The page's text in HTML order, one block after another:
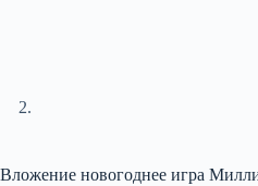
Вложение новогоднее игра